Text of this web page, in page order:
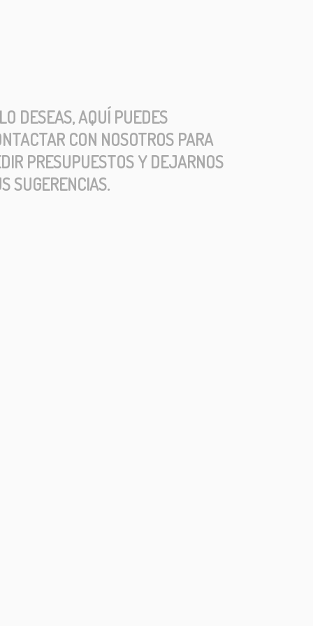
DESEAS, AQUÍ PUEDES
CON NOSOTROS PARA
PRESUPUESTOS Y DEJARNOS
SUGERENCIAS.